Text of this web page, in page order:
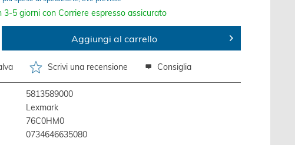
3-5 giorni con Corriere espresso assicurato
Aggiungi al carrello
Scrivi una recensione Consiglia
5813589000
Lexmark
76C0HM0
0734646635080